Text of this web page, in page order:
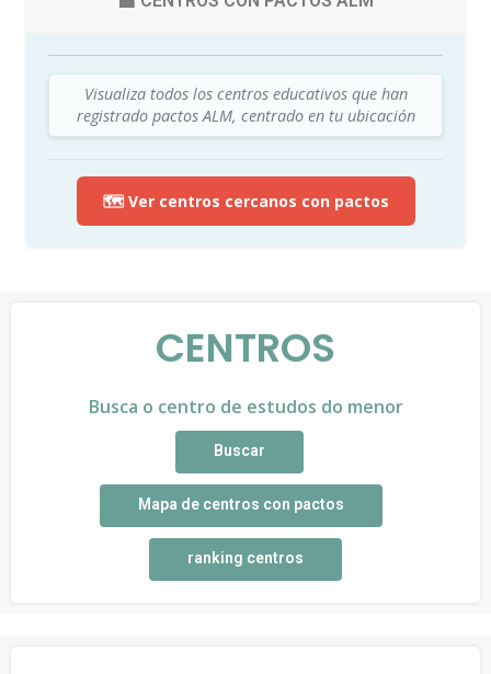
Visualiza todos los centros educativos que han
registrado pactos ALM, centrado en tu ubicación
🗺️ Ver centros cercanos con pactos
CENTROS
Busca o centro de estudos do menor
Buscar
Mapa de centros con pactos
ranking centros